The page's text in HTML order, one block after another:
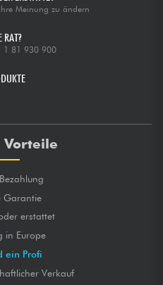
Meinung zu ändern
RAT?
1 81 930 900
Vorteile
Garantie
erstattet
in Europe
ein Profi
Verkauf